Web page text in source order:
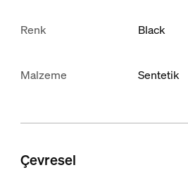
Renk Black
Malzeme Sentetik
Çevresel